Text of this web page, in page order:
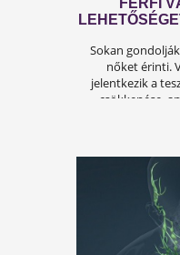
átállás.